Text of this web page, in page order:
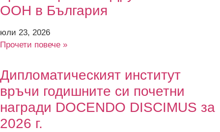
ООН в България
юли 23, 2026
Прочети повече »
Дипломатическият институт
връчи годишните си почетни
награди DOCENDO DISCIMUS за
2026 г.